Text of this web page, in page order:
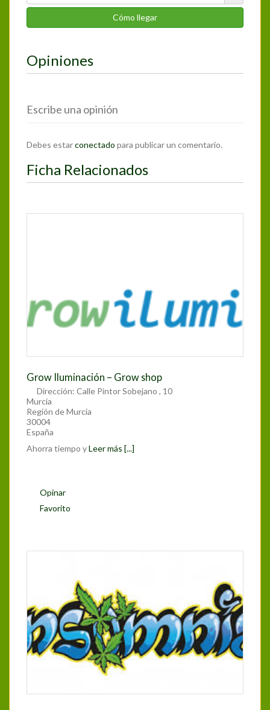
Opiniones
Escribe una opinión
Debes estarconectado para publicar un comentario.
Ficha Relacionados
Grow Iluminación – Grow shop
Dirección:Calle Pintor Sobejano , 10
Murcia
Región de Murcia
30004
España
Ahorra tiempo yLeer más [...]
Opinar
Favorito